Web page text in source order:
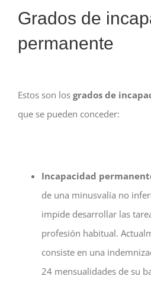
Grados de
permanente
Estos son los grados de
que se pueden conceder:
Incapacidad
de una minusvalía no
impide desarrollar las
profesión habitual.
consiste en una
24 mensualidades de su